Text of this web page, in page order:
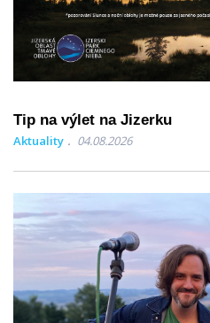
Tip na výlet na Jizerku
Aktuality 04.08.2026